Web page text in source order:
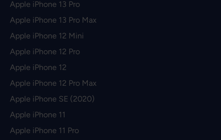
Apple iPhone 13 Pro
Apple iPhone 13 Pro Max
Apple iPhone 12 Mini
Apple iPhone 12 Pro
Apple iPhone 12
Apple iPhone 12 Pro Max
Apple iPhone SE (2020)
Apple iPhone 11
Apple iPhone 11 Pro